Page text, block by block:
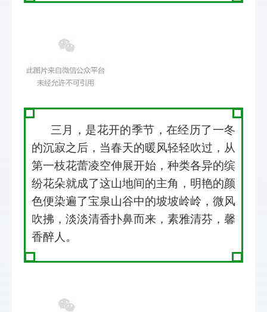
三月，是花开的季节，在经历了一冬
的沉寂之后，当春天的暖风轻轻吹过，从
第一枝花蕾凌空伸展开始，种类各异的缤
纷花朵就成了这山地间的主角，明艳的颜
色便染遍了宝泉山谷中的坡坡岭岭， 微风
吹拂，淡淡清香扑鼻而来，素雅清芬，馨
香醉人。